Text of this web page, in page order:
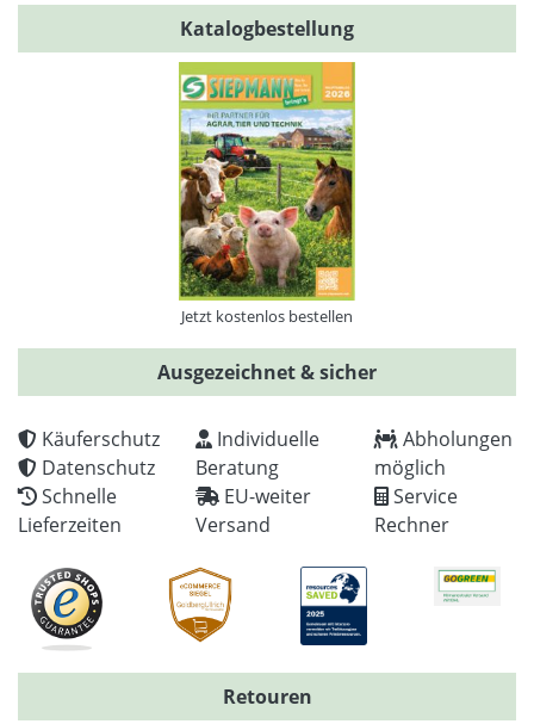
Katalogbestellung
Jetzt kostenlos bestellen
Ausgezeichnet & sicher
Käuferschutz
Datenschutz
Schnelle
Lieferzeiten
Individuelle
Beratung
EU-weiter
Versand
Abholungen
möglich
Service
Rechner
Retouren